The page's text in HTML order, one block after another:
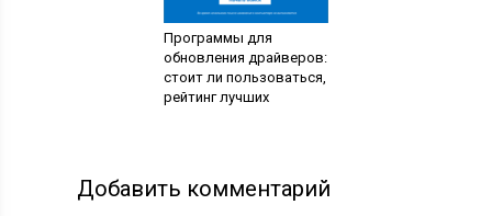
Программы для
обновления драйверов:
стоит ли пользоваться,
рейтинг лучших
Добавить комментарий